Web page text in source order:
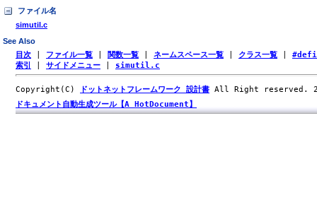
ファイル名
simutil.c
See Also
目次 ファイル一覧 関数一覧 ネームスペース一覧 クラス一覧
索引
サイドメニュー simutil.c
Copyright(C) ドットネットフレームワーク 設計書 All Right reserved.
ドキュメント自動生成ツール【A HotDocument】